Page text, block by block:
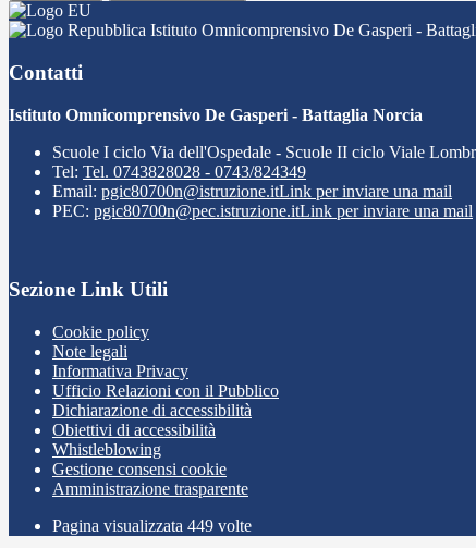
Istituto Omnicomprensivo De Gasperi -
Contatti
Istituto Omnicomprensivo De Gasperi - Battaglia Norcia
Scuole I ciclo Via dell'Ospedale - Scuole II ciclo Viale
Tel: Tel. 0743828028 - 0743/824349
Email: pgic80700n@istruzione.itLink per inviare una mail
PEC: pgic80700n@pec.istruzione.itLink per inviare una mail
Sezione Link Utili
Cookie policy
Note legali
Informativa Privacy
Ufficio Relazioni con il Pubblico
Dichiarazione di accessibilità
Obiettivi di accessibilità
Whistleblowing
Gestione consensi cookie
Amministrazione trasparente
Pagina visualizzata 449 volte